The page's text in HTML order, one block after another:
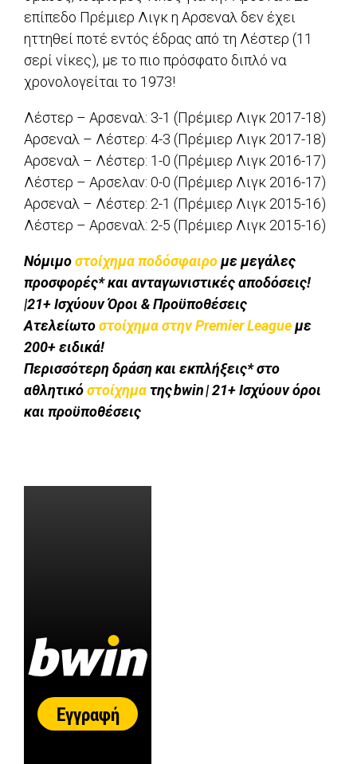
επίπεδο Πρέμιερ Λιγκ η Αρσεναλ δεν έχει
ηττηθεί ποτέ εντός έδρας από τη Λέστερ (11
σερί νίκες), με το πιο πρόσφατο διπλό να
χρονολογείται το 1973!
Λέστερ – Αρσεναλ: 3-1 (Πρέμιερ Λιγκ 2017-18)
Αρσεναλ – Λέστερ: 4-3 (Πρέμιερ Λιγκ 2017-18)
Αρσεναλ – Λέστερ: 1-0 (Πρέμιερ Λιγκ 2016-17)
Λέστερ – Αρσελαν: 0-0 (Πρέμιερ Λιγκ 2016-17)
Αρσεναλ – Λέστερ: 2-1 (Πρέμιερ Λιγκ 2015-16)
Λέστερ – Αρσεναλ: 2-5 (Πρέμιερ Λιγκ 2015-16)
Νόμιμοστοίχημα ποδόσφαιρομε μεγάλες
προσφορές* και ανταγωνιστικές αποδόσεις!
|21+ Ισχύουν Όροι & Προϋποθέσεις
Ατελείωτοστοίχημα στην Premier Leagueμε
200+ ειδικά!
Περισσότερη δράση και εκπλήξεις* στο
αθλητικόστοίχηματης bwin | 21+ Ισχύουν όροι
και προϋποθέσεις